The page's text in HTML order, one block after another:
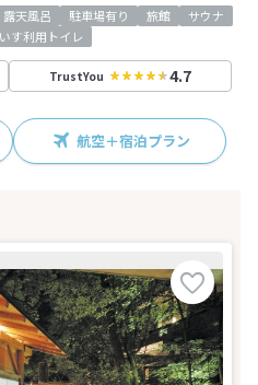
露天風呂 駐車場有り 旅館
サウナ
す利用トイレ
TrustYou 4.7
航空＋宿泊プラン